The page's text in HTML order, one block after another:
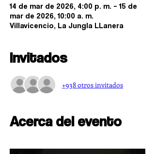
14 de mar de 2026, 4:00 p. m. – 15 de
mar de 2026, 10:00 a. m.
Villavicencio, La Jungla LLanera
Invitados
+938 otros invitados
Acerca del evento